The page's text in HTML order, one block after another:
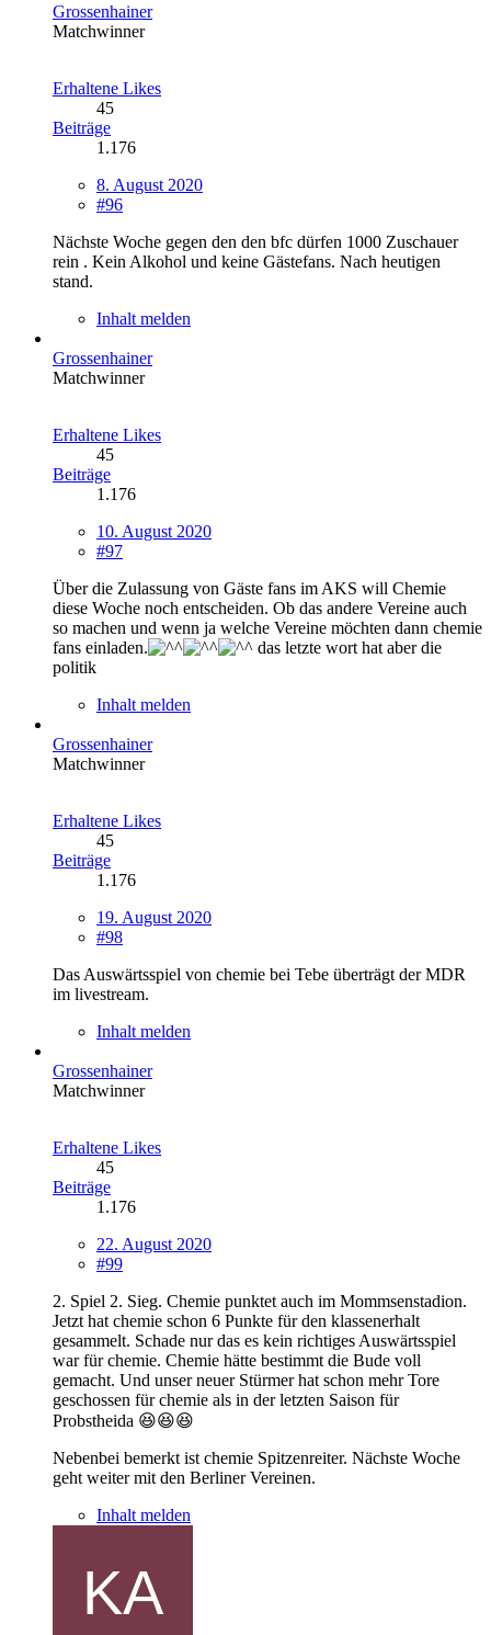
Grossenhainer
Matchwinner
Erhaltene Likes
45
Beiträge
1.176
8. August 2020
#96
Nächste Woche gegen den den bfc dürfen 1000 Zuschauer
rein . Kein Alkohol und keine Gästefans. Nach heutigen
stand.
Inhalt melden
Grossenhainer
Matchwinner
Erhaltene Likes
45
Beiträge
1.176
10. August 2020
#97
Über die Zulassung von Gäste fans im AKS will Chemie
diese Woche noch entscheiden. Ob das andere Vereine auch
so machen und wenn ja welche Vereine möchten dann chemie
fans einladen.
das letzte wort hat aber die
politik
Inhalt melden
Grossenhainer
Matchwinner
Erhaltene Likes
45
Beiträge
1.176
19. August 2020
#98
Das Auswärtsspiel von chemie bei Tebe überträgt der MDR
im livestream.
Inhalt melden
Grossenhainer
Matchwinner
Erhaltene Likes
45
Beiträge
1.176
22. August 2020
#99
2. Spiel 2. Sieg. Chemie punktet auch im Mommsenstadion.
Jetzt hat chemie schon 6 Punkte für den klassenerhalt
gesammelt. Schade nur das es kein richtiges Auswärtsspiel
war für chemie. Chemie hätte bestimmt die Bude voll
gemacht. Und unser neuer Stürmer hat schon mehr Tore
geschossen für chemie als in der letzten Saison für
Probstheida 😆😆😆
Nebenbei bemerkt ist chemie Spitzenreiter. Nächste Woche
geht weiter mit den Berliner Vereinen.
Inhalt melden